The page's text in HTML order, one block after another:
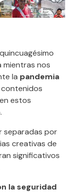
mientras nos
la pandemia
contenidos
estos
separadas por
creativas de
significativos
la seguridad